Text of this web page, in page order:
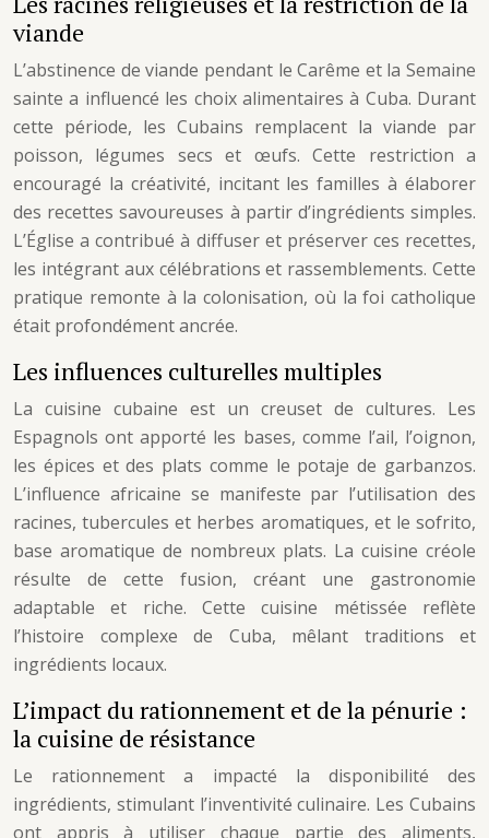
viande
L’abstinence de viande pendant le Carême et la Semaine
sainte a influencé les choix alimentaires à Cuba. Durant
cette période, les Cubains remplacent la viande par
poisson, légumes secs et œufs. Cette restriction a
encouragé la créativité, incitant les familles à élaborer
des recettes savoureuses à partir d’ingrédients simples.
L’Église a contribué à diffuser et préserver ces recettes,
les intégrant aux célébrations et rassemblements. Cette
pratique remonte à la colonisation, où la foi catholique
était profondément ancrée.
Les influences culturelles multiples
La cuisine cubaine est un creuset de cultures. Les
Espagnols ont apporté les bases, comme l’ail, l’oignon,
les épices et des plats comme le potaje de garbanzos.
L’influence africaine se manifeste par l’utilisation des
racines, tubercules et herbes aromatiques, et le sofrito,
base aromatique de nombreux plats. La cuisine créole
résulte de cette fusion, créant une gastronomie
adaptable et riche. Cette cuisine métissée reflète
l’histoire complexe de Cuba, mêlant traditions et
ingrédients locaux.
L’impact du rationnement et de la pénurie :
la cuisine de résistance
Le rationnement a impacté la disponibilité des
ingrédients, stimulant l’inventivité culinaire. Les Cubains
ont appris à utiliser chaque partie des aliments,